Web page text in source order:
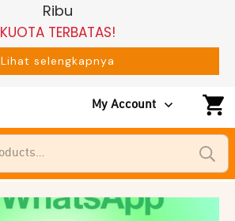
My Account
Ribu
KUOTA TERBATAS!
Lihat selengkapnya